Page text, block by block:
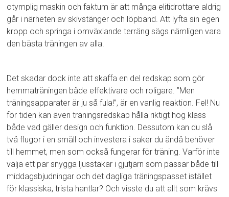
otymplig maskin och faktum är att många elitidrottare aldrig
går i närheten av skivstänger och löpband. Att lyfta sin egen
kropp och springa i omväxlande terräng sägs nämligen vara
den bästa träningen av alla.
Det skadar dock inte att skaffa en del redskap som gör
hemmaträningen både effektivare och roligare. ”Men
träningsapparater är ju så fula!”, är en vanlig reaktion. Fel! Nu
för tiden kan även träningsredskap hålla riktigt hög klass
både vad gäller design och funktion. Dessutom kan du slå
två flugor i en smäll och investera i saker du ändå behöver
till hemmet, men som också fungerar för träning. Varför inte
välja ett par snygga ljusstakar i gjutjärn som passar både till
middagsbjudningar och det dagliga träningspasset istället
för klassiska, trista hantlar? Och visste du att allt som krävs